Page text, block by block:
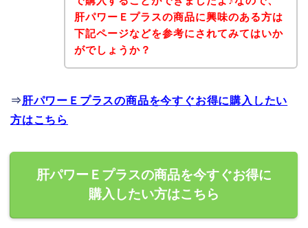
肝パワーＥプラスの商品に興味のある方は
下記ページなどを参考にされてみてはいか
がでしょうか？
⇒肝パワーＥプラスの商品を今すぐお得に購入したい
方はこちら
肝パワーＥプラスの商品を今すぐお得に
購入したい方はこちら